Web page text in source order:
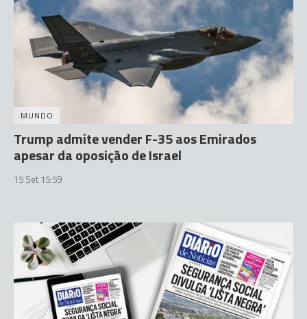
MUNDO
Trump admite vender F-35 aos Emirados
apesar da oposição de Israel
15 Set 15:59